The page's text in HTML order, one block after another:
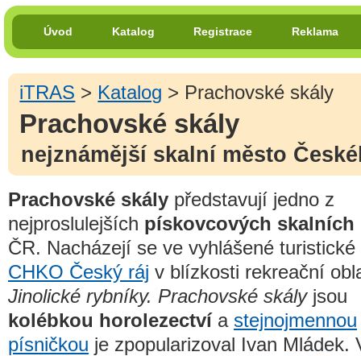
Úvod Katalog Registrace Reklama
iTRAS > Katalog > Prachovské skály
Prachovské skály
nejznámější skalní město
Prachovské skály představují jedno z
nejproslulejších pískovcových skalních
ČR. Nacházejí se ve vyhlášené turistické
CHKO Český ráj v blízkosti rekreační
Jinolické rybníky. Prachovské skályjsou
kolébkou horolezectvía stejnojmennou
písničkou je zpopularizoval Ivan Mládek.